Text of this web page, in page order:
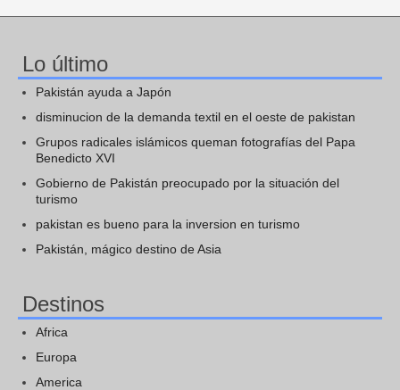
Lo último
Pakistán ayuda a Japón
disminucion de la demanda textil en el oeste de pakistan
Grupos radicales islámicos queman fotografías del Papa
Benedicto XVI
Gobierno de Pakistán preocupado por la situación del
turismo
pakistan es bueno para la inversion en turismo
Pakistán, mágico destino de Asia
Destinos
Africa
Europa
America